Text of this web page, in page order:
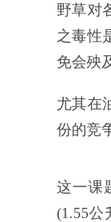
野草对
之毒性
免会殃
尤其在
份的竞
这一课
(1.55公